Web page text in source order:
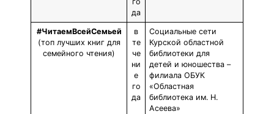
да
#ЧитаемВсейСемьей
(топ лучших книг для
семейного чтения)
в
те
че
ни
е
го
да
Социальные сети
Курской областной
библиотеки для
детей и юношества –
филиала ОБУК
«Областная
библиотека им. Н.
Асеева»